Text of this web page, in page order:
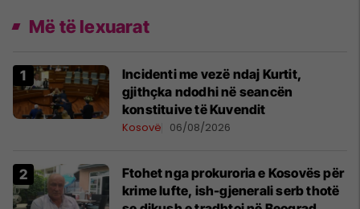
Më të lexuarat
Incidenti me vezë ndaj Kurtit,
gjithçka ndodhi në seancën
konstituive të Kuvendit
Kosovë 06/08/2026
Ftohet nga prokuroria e Kosovës për
krime lufte, ish-gjenerali serb thotë